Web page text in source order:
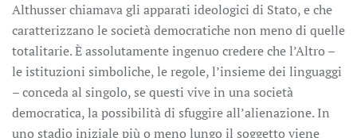
Althusser chiamava gli apparati ideologici di Stato, e che
caratterizzano le società democratiche non meno di quelle
totalitarie. È assolutamente ingenuo credere che l’Altro –
le istituzioni simboliche, le regole, l’insieme dei linguaggi
– conceda al singolo, se questi vive in una società
democratica, la possibilità di sfuggire all’alienazione. In
uno stadio iniziale più o meno lungo il soggetto viene